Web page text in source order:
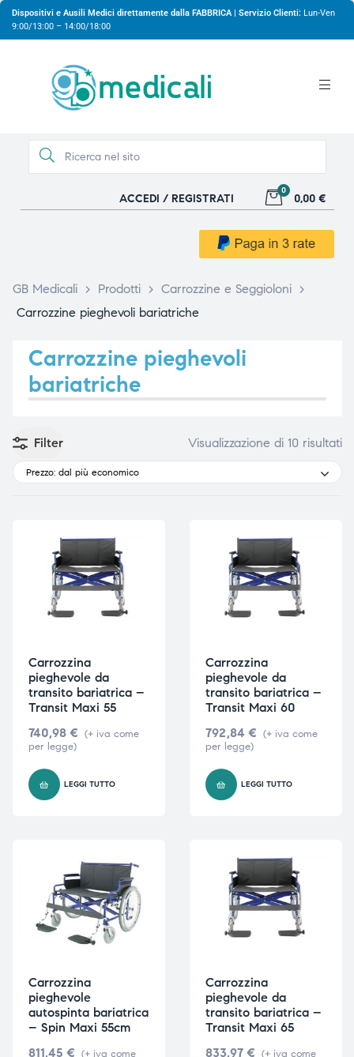
Dispositivi e Ausili Medici direttamente dalla FABBRICA | Servizio Clienti: Lun-Ven
9:00/13:00 – 14:00/18:00
ACCEDI / REGISTRATI
0
0,00 €
GB Medicali > Prodotti > Carrozzine e Seggioloni
>
Carrozzine pieghevoli bariatriche
Carrozzine pieghevoli
bariatriche
Filter Visualizzazione di 10 risultati
Prezzo: dal più economico
Carrozzina
pieghevole da
transito bariatrica –
Transit Maxi 55
740,98 € (+ iva come
per legge)
LEGGI TUTTO
Carrozzina
pieghevole da
transito bariatrica –
Transit Maxi 60
792,84 € (+ iva come
per legge)
LEGGI TUTTO
Carrozzina
pieghevole
autospinta bariatrica
– Spin Maxi 55cm
811,45 € (+ iva come
Carrozzina
pieghevole da
transito bariatrica –
Transit Maxi 65
833,97 € (+ iva come